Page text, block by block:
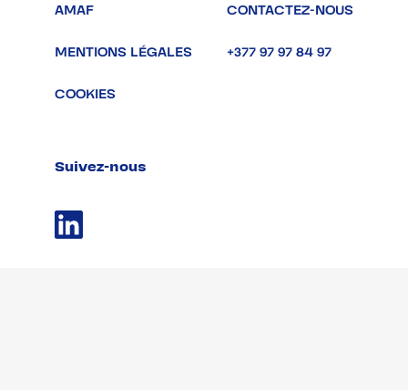
AMAF
MENTIONS LÉGALES
COOKIES
CONTACTEZ-NOUS
+377 97 97 84 97
Suivez-nous